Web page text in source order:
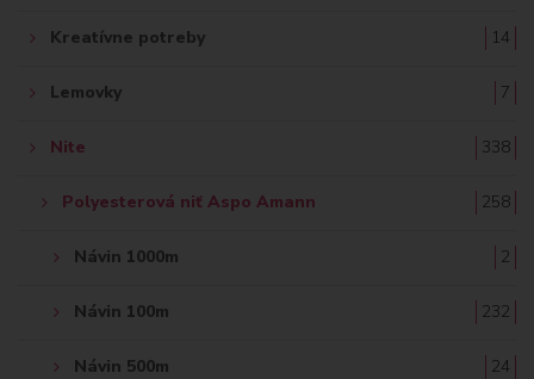
Kreatívne potreby 14
Lemovky 7
Nite 338
Polyesterová niť Aspo Amann 258
Návin 1000m 2
Návin 100m 232
Návin 500m 24